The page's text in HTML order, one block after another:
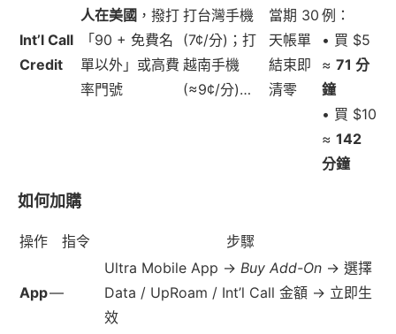
Int’l Call
Credit
人在美國 ，撥打
「90 + 免費名
單以外」或高費
率門號
打台灣手機
(7¢/分)；打
越南手機
(≈9¢/分)…
當期 30
天帳單
結束即
清零
例：
• 買 $5
≈ 71 分
鐘
• 買 $10
≈ 142
分鐘
如何加購
操作 指令 步驟
App—
Ultra Mobile App → Buy Add-On → 選擇
Data / UpRoam / Int’l Call 金額 → 立即生
效